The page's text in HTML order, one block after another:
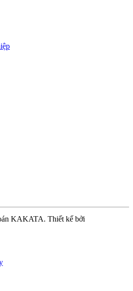
KAKATA. Thiết kế bởi